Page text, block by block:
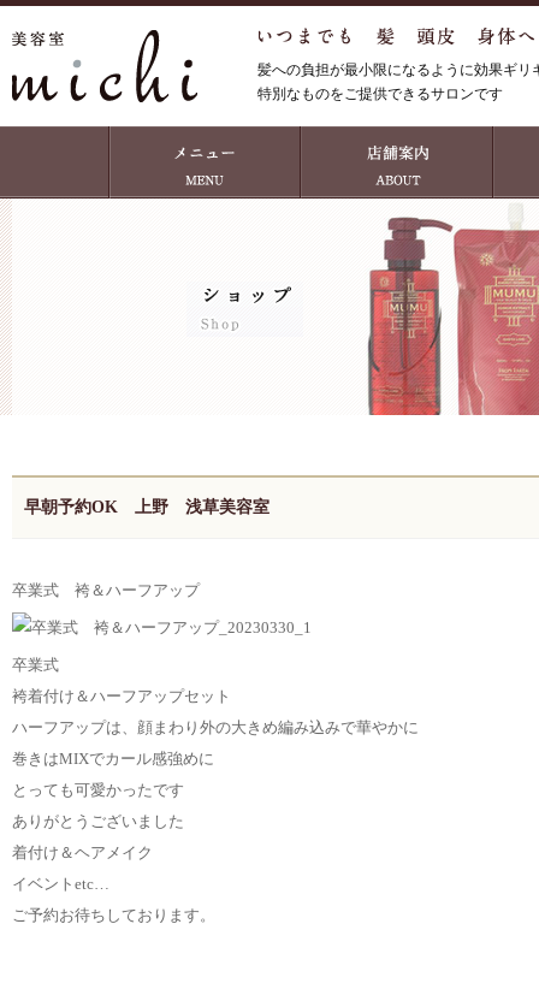
髪への負担が最小限になるように効果ギ
特別なものをご提供できるサロンです
早朝予約OK 上野 浅草美容室
卒業式 袴＆ハーフアップ
卒業式
袴着付け＆ハーフアップセット
ハーフアップは、顔まわり外の大きめ編み込みで華やかに
巻きはMIXでカール感強めに
とっても可愛かったです
ありがとうございました
着付け＆ヘアメイク
イベントetc…
ご予約お待ちしております。